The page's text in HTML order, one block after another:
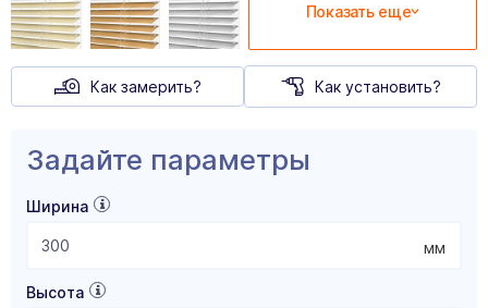
Показать еще
Как замерить? Как установить?
Задайте параметры
Ширина
мм
Высота